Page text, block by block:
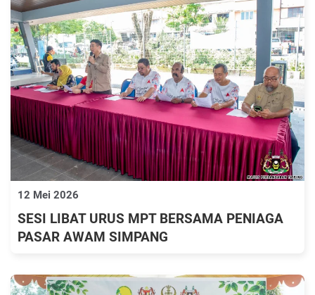
12 Mei 2026
SESI LIBAT URUS MPT BERSAMA PENIAGA
PASAR AWAM SIMPANG